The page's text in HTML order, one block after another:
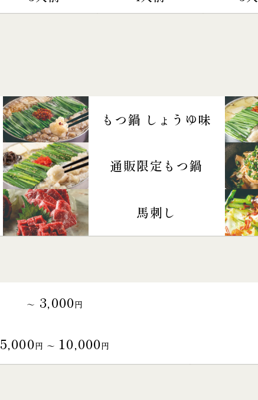
もつ鍋 しょうゆ味
通販限定もつ鍋
馬刺し
～ 3,000円
5,000円 〜 10,000円